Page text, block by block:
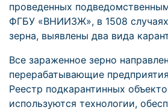
проведенных
ФГБУ «ВНИИЗЖ», в 1508
зерна, выявлены два вида
Все зараженное зерно
перерабатывающие
Реестр подкарантинных
используются технологии,